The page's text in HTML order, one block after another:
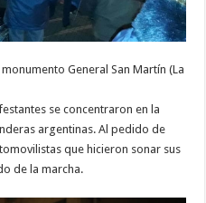
General San Martín (La
se concentraron en la
argentinas. Al pedido de
que hicieron sonar sus
de la marcha.